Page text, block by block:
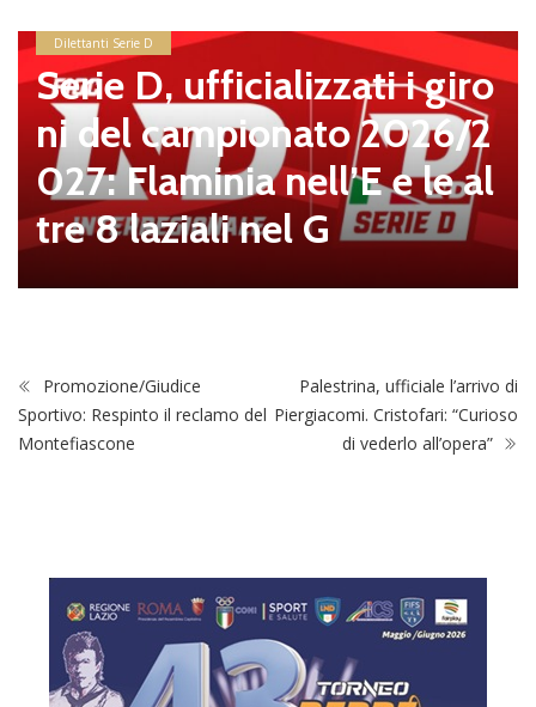
i giro
2026/2
e le al
news in primo piano
Ostiamare,
ssi è il nuovo
el club
Promozione/Giudice
Sportivo: Respinto il reclamo del
Palestrina, ufficiale l’arrivo di
Piergiacomi. Cristofari: “Curioso